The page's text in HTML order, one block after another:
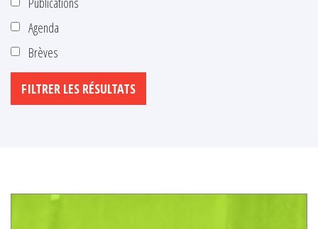
Agenda
Brèves